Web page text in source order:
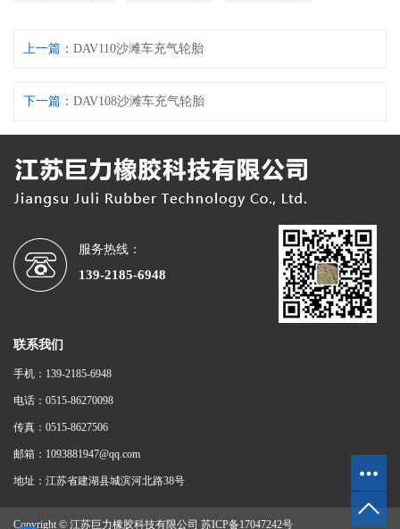
上一篇： DAV110沙滩车充气轮胎
下一篇： DAV108沙滩车充气轮胎
服务热线：
139-2185-6948
联系我们
手机：139-2185-6948
电话：0515-86270098
传真：0515-8627506
邮箱：1093881947@qq.com
地址：江苏省建湖县城滨河北路38号
Copyright © 江苏巨力橡胶科技有限公司 苏ICP备17047242号